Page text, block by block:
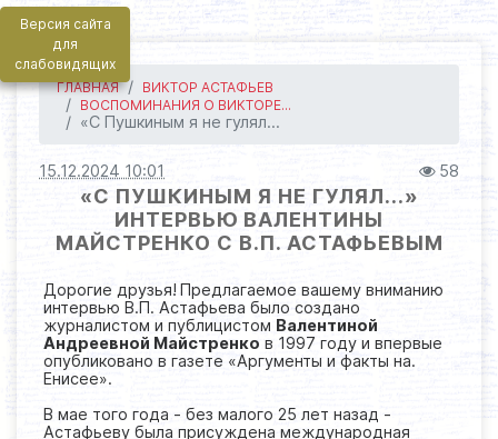
Версия сайта
для
слабовидящих
ГЛАВНАЯ
ВИКТОР АСТАФЬЕВ
ВОСПОМИНАНИЯ О ВИКТОРЕ...
«С Пушкиным я не гулял...
15.12.2024 10:01 58
«С ПУШКИНЫМ Я НЕ ГУЛЯЛ...»
ИНТЕРВЬЮ ВАЛЕНТИНЫ
МАЙСТРЕНКО С В.П. АСТАФЬЕВЫМ
Дорогие друзья! Предлагаемое вашему вниманию
интервью В.П. Астафьева было создано
журналистом и публицистом Валентиной
Андреевной Майстренко в 1997 году и впервые
опубликовано в газете «Аргументы и факты на.
Енисее».
В мае того года - без малого 25 лет назад -
Астафьеву была присуждена международная